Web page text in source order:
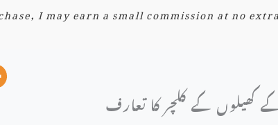
I may earn a small commission at no
کھیلوں کے کلچر کا تعارف